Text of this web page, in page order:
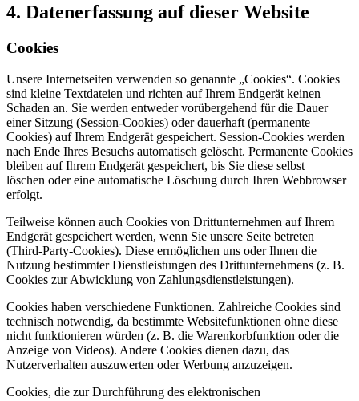
4. Datenerfassung auf dieser Website
Cookies
Unsere Internetseiten verwenden so genannte „Cookies“. Cookies
sind kleine Textdateien und richten auf Ihrem Endgerät keinen
Schaden an. Sie werden entweder vorübergehend für die Dauer
einer Sitzung (Session-Cookies) oder dauerhaft (permanente
Cookies) auf Ihrem Endgerät gespeichert. Session-Cookies werden
nach Ende Ihres Besuchs automatisch gelöscht. Permanente Cookies
bleiben auf Ihrem Endgerät gespeichert, bis Sie diese selbst
löschen oder eine automatische Löschung durch Ihren Webbrowser
erfolgt.
Teilweise können auch Cookies von Drittunternehmen auf Ihrem
Endgerät gespeichert werden, wenn Sie unsere Seite betreten
(Third-Party-Cookies). Diese ermöglichen uns oder Ihnen die
Nutzung bestimmter Dienstleistungen des Drittunternehmens (z. B.
Cookies zur Abwicklung von Zahlungsdienstleistungen).
Cookies haben verschiedene Funktionen. Zahlreiche Cookies sind
technisch notwendig, da bestimmte Websitefunktionen ohne diese
nicht funktionieren würden (z. B. die Warenkorbfunktion oder die
Anzeige von Videos). Andere Cookies dienen dazu, das
Nutzerverhalten auszuwerten oder Werbung anzuzeigen.
Cookies, die zur Durchführung des elektronischen